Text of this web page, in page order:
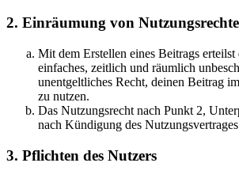
2. Einräumung von
Mit dem Erstellen eines Beitrags
einfaches, zeitlich und räumlich
unentgeltliches Recht, deinen Beitrag
zu nutzen.
Das Nutzungsrecht nach Punkt 2,
nach Kündigung des Nutzungsvertrages
3. Pflichten des Nutzers